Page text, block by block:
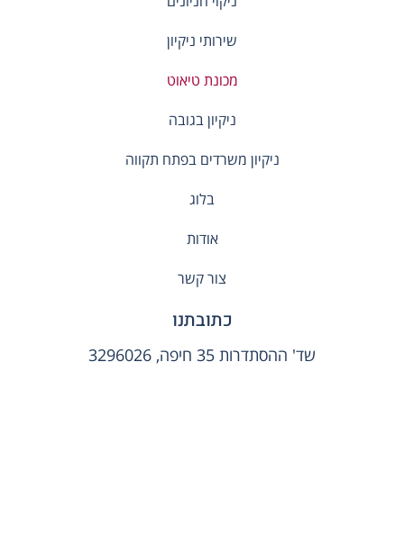
שירותי ניקיון
מכונת טיאוט
ניקיון בגובה
ניקיון משרדים בפתח תקווה
בלוג
אודות
צור קשר
כתובתנו
שד' ההסתדרות 35 חיפה, 3296026